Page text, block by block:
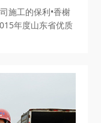
施工的保利•香榭
年度山东省优质